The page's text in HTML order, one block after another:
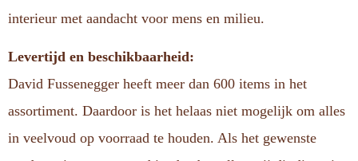
interieur met aandacht voor mens en milieu.
Levertijd en beschikbaarheid:
David Fussenegger heeft meer dan 600 items in het
assortiment. Daardoor is het helaas niet mogelijk om alles
in veelvoud op voorraad te houden. Als het gewenste